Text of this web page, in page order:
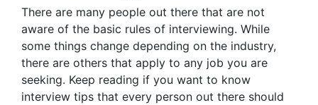
There are many people out there that are not
aware of the basic rules of interviewing. While
some things change depending on the industry,
there are others that apply to any job you are
seeking. Keep reading if you want to know
interview tips that every person out there should